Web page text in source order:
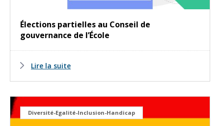
Élections partielles au Conseil de
gouvernance de l’École
Lire la suite
Diversité-Egalité-Inclusion-Handicap